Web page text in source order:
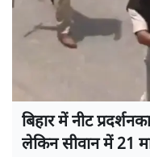
बिहार में नीट
लेकिन सीवान में 21